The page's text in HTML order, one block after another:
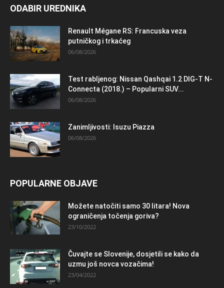
ODABIR UREDNIKA
Renault Mégane RS: Francuska veza
putničkog i trkaćeg
06/08/2026
Test rabljenog: Nissan Qashqai 1.2 DIG-T N-
Connecta (2018.) – Popularni SUV...
06/08/2026
Zanimljivosti: Isuzu Piazza
06/08/2026
POPULARNE OBJAVE
Možete natočiti samo 30 litara! Nova
ograničenja točenja goriva?
23/10/2022
Čuvajte se Slovenije, dosjetili se kako da
uzmu još novca vozačima!
23/04/2022